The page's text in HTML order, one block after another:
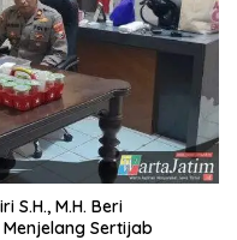
S.H., M.H. Beri
Sertijab